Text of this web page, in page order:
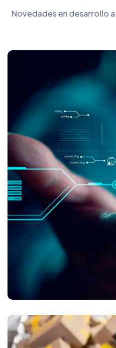
Novedades en desarrollo